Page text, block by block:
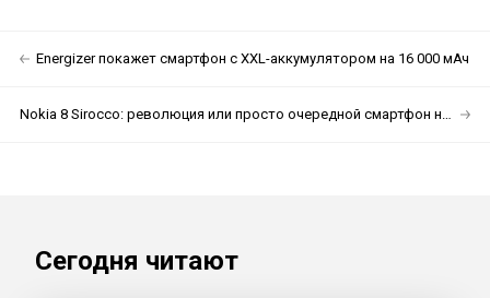
Energizer покажет смартфон с XXL-аккумулятором на 16 000 мАч
Nokia 8 Sirocco: революция или просто очередной смартфон на Android?
Сегодня читают